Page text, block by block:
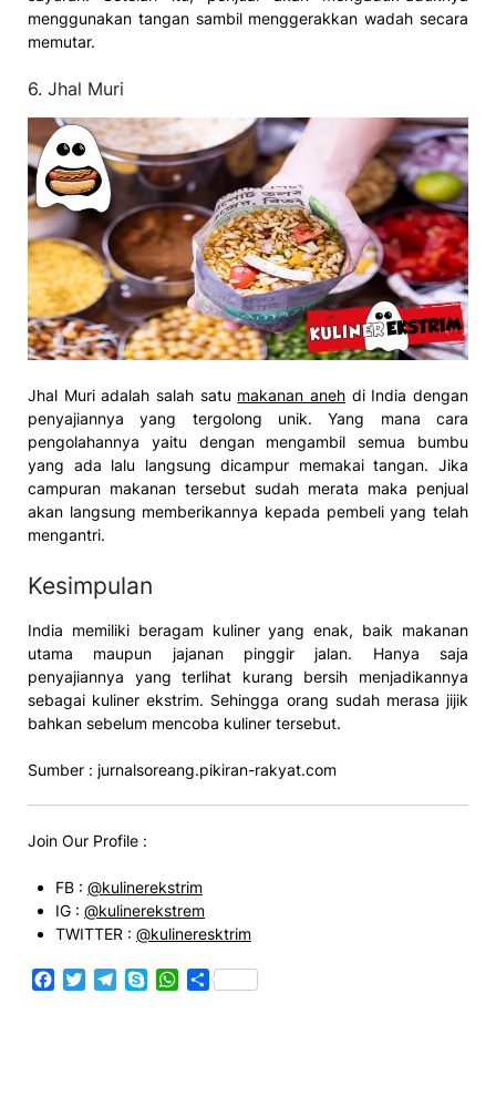
menggunakan tangan sambil menggerakkan wadah secara
memutar.
6. Jhal Muri
Jhal Muri adalah salah satu makanan aneh di India dengan
penyajiannya yang tergolong unik. Yang mana cara
pengolahannya yaitu dengan mengambil semua bumbu
yang ada lalu langsung dicampur memakai tangan. Jika
campuran makanan tersebut sudah merata maka penjual
akan langsung memberikannya kepada pembeli yang telah
mengantri.
Kesimpulan
India memiliki beragam kuliner yang enak, baik makanan
utama maupun jajanan pinggir jalan. Hanya saja
penyajiannya yang terlihat kurang bersih menjadikannya
sebagai kuliner ekstrim. Sehingga orang sudah merasa jijik
bahkan sebelum mencoba kuliner tersebut.
Sumber : jurnalsoreang.pikiran-rakyat.com
Join Our Profile :
FB : @kulinerekstrim
IG : @kulinerekstrem
TWITTER : @kulineresktrim
Facebook
TwitterTelegram
SkypeWhatsApp
Share